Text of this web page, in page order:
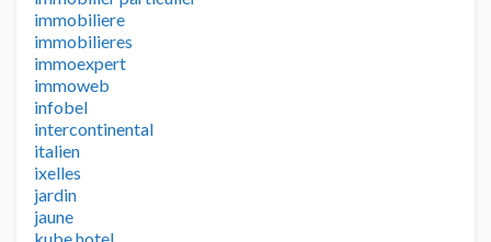
immobiliere
immobilieres
immoexpert
immoweb
infobel
intercontinental
italien
ixelles
jardin
jaune